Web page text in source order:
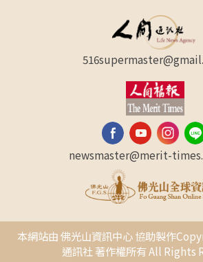
newsmaster@merit-
本網站由 佛光山資訊中心 協助製作
通訊社 著作權所有 All Rights